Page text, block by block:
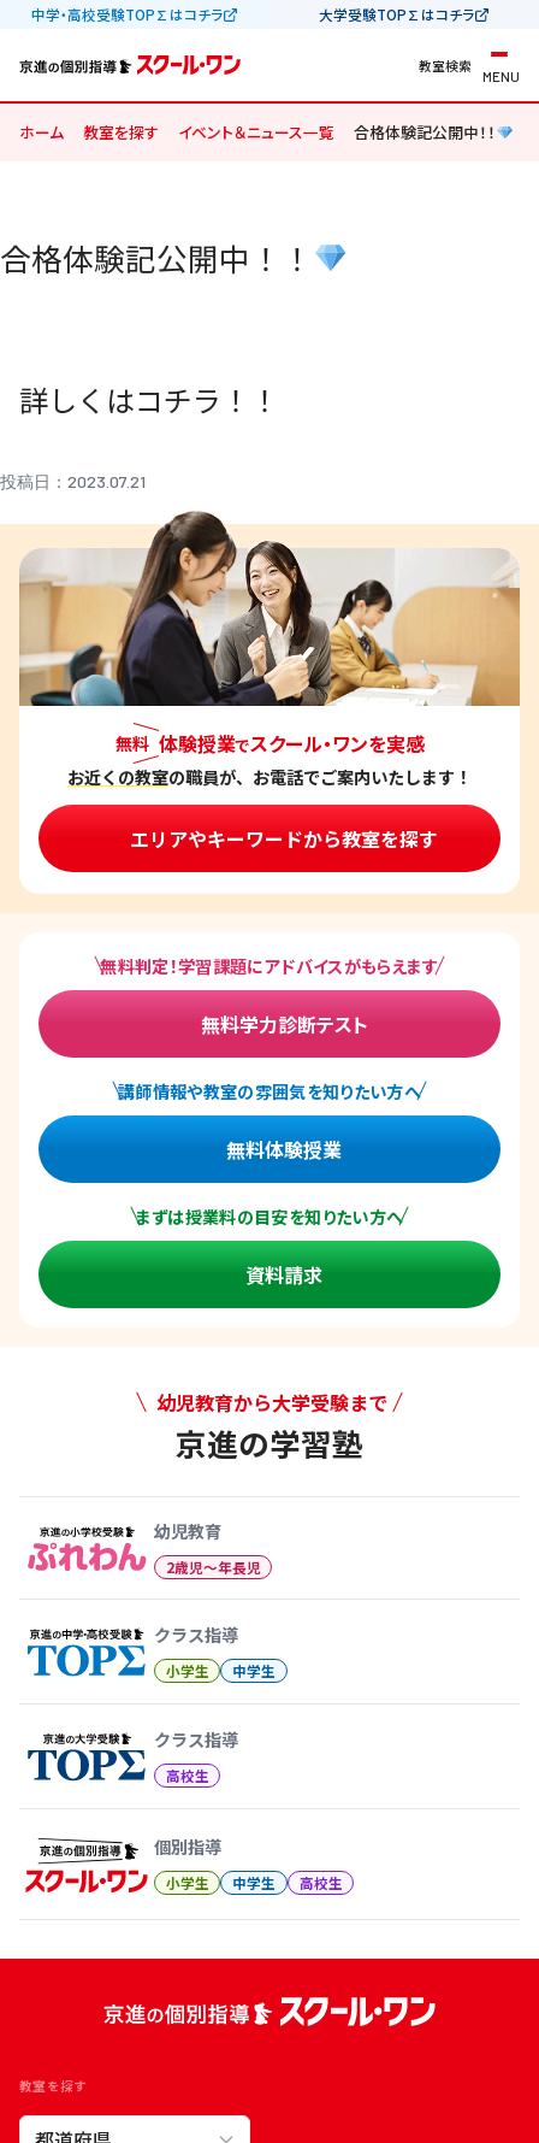
中学・高校受験TOP∑はコチラ 大学受験TOP∑はコチラ
教室検索
MENU
ホーム 教室を探す イベント＆ニュース一覧 合格体験記公開中！！
合格体験記公開中！！
詳しくはコチラ！！
投稿日：2023.07.21
無料 体験授業でスクール・ワンを実感
お近くの教室の職員が、お電話でご案内いたします！
エリアやキーワードから教室を探す
無料判定！学習課題にアドバイスがもらえます
無料学力診断テスト
講師情報や教室の雰囲気を知りたい方へ
無料体験授業
まずは授業料の目安を知りたい方へ
資料請求
幼児教育から大学受験まで
京進の学習塾
幼児教育
2歳児〜年長児
クラス指導
小学生 中学生
クラス指導
高校生
個別指導
小学生 中学生 高校生
教室を探す